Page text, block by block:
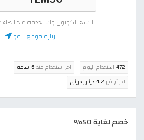
انسخ الكوبون واستخدمه عند انهاء
زيارة موقع تيمو
472 استخدام اليوم اخر استخدام منذ 6 ساعة
اخر توفير 4.2 دينار بحريني
خصم لغاية 50%